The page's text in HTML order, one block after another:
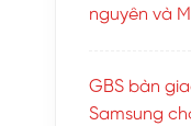
nguyên và
GBS bàn
Samsung